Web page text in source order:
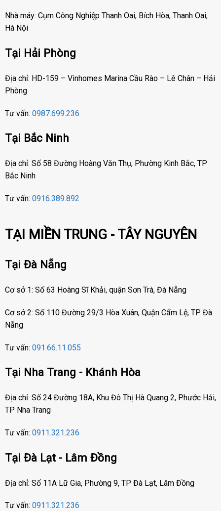
Nhà máy: Cụm Công Nghiệp Thanh Oai, Bích Hòa, Thanh Oai,
Hà Nội
Tại Hải Phòng
Địa chỉ: HD-159 – Vinhomes Marina Cầu Rào – Lê Chân – Hải
Phòng
Tư vấn: 0987.699.236
Tại Bắc Ninh
Địa chỉ: Số 58 Đường Hoàng Văn Thụ, Phường Kinh Bắc, TP
Bắc Ninh
Tư vấn: 0916.389.892
TẠI MIỀN TRUNG - TÂY NGUYÊN
Tại Đà Nẵng
Cơ sở 1: Số 63 Hoàng Sĩ Khải, quận Sơn Trà, Đà Nẵng
Cơ sở 2: Số 110 Đường 29/3 Hòa Xuân, Quận Cẩm Lệ, TP Đà
Nẵng
Tư vấn: 091.66.11.055
Tại Nha Trang - Khánh Hòa
Địa chỉ: Số 24 Đường 18A, Khu Đô Thị Hà Quang 2, Phước Hải,
TP Nha Trang
Tư vấn: 0911.321.236
Tại Đà Lạt - Lâm Đồng
Địa chỉ: Số 11A Lữ Gia, Phường 9, TP Đà Lạt, Lâm Đồng
Tư vấn: 0911.321.236